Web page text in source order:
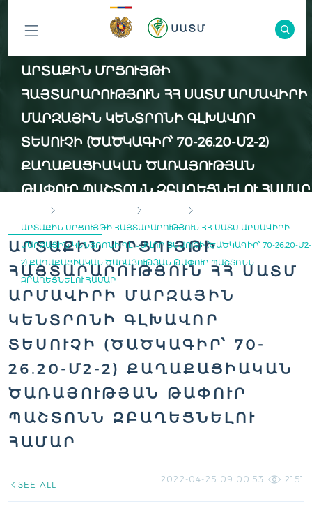
ԲՈԼՈՐ
ԲԱԺԻՆՆԵՐԸ
ԱՐՏԱՔԻՆ ՄՐՑՈՒՅԹԻ
ՀԱՅՏԱՐԱՐՈՒԹՅՈՒՆ ՀՀ ՍԱՏՄ ԱՐՄԱՎԻՐԻ
ՄԱՐԶԱՅԻՆ ԿԵՆՏՐՈՆԻ ԳԼԽԱՎՈՐ
ՏԵՍՈՒՉԻ (ԾԱԾԿԱԳԻՐ՝ 70-26.20-Մ2-2)
ՔԱՂԱՔԱՑԻԱԿԱՆ ԾԱՌԱՅՈՒԹՅԱՆ
ԹԱՓՈՒՐ ՊԱՇՏՈՆՆ ԶԲԱՂԵՑՆԵԼՈՒ ՀԱՄԱՐ
ԱՐՏԱՔԻՆ ՄՐՑՈՒՅԹԻ ՀԱՅՏԱՐԱՐՈՒԹՅՈՒՆ ՀՀ ՍԱՏՄ ԱՐՄԱՎԻՐԻ
ՄԱՐԶԱՅԻՆ ԿԵՆՏՐՈՆԻ ԳԼԽԱՎՈՐ ՏԵՍՈՒՉԻ (ԾԱԾԿԱԳԻՐ՝ 70-26.20-Մ2-
2) ՔԱՂԱՔԱՑԻԱԿԱՆ ԾԱՌԱՅՈՒԹՅԱՆ ԹԱՓՈՒՐ ՊԱՇՏՈՆՆ
ԶԲԱՂԵՑՆԵԼՈՒ ՀԱՄԱՐ
ԱՐՏԱՔԻՆ ՄՐՑՈՒՅԹԻ
ՀԱՅՏԱՐԱՐՈՒԹՅՈՒՆ ՀՀ ՍԱՏՄ
ԱՐՄԱՎԻՐԻ ՄԱՐԶԱՅԻՆ
ԿԵՆՏՐՈՆԻ ԳԼԽԱՎՈՐ
ՏԵՍՈՒՉԻ (ԾԱԾԿԱԳԻՐ՝ 70-
26.20-Մ2-2) ՔԱՂԱՔԱՑԻԱԿԱՆ
ԾԱՌԱՅՈՒԹՅԱՆ ԹԱՓՈՒՐ
ՊԱՇՏՈՆՆ ԶԲԱՂԵՑՆԵԼՈՒ
ՀԱՄԱՐ
SEE ALL
2022-04-25 09:00:53 2151